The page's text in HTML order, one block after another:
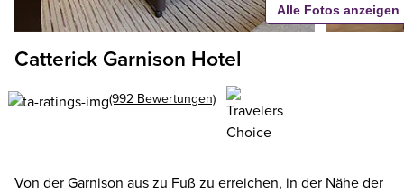
Catterick Garnison Hotel
(992 Bewertungen)
Von der Garnison aus zu Fuß zu erreichen, in der Nähe der
Alle Fotos anzeigen